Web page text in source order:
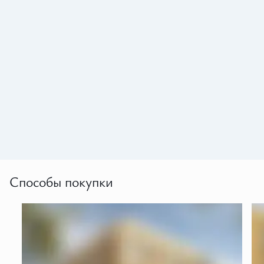
Способы покупки